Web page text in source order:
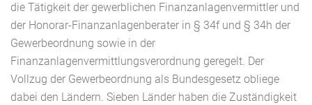
die Tätigkeit der gewerblichen Finanzanlagenvermittler und
der Honorar-Finanzanlagenberater in § 34f und § 34h der
Gewerbeordnung sowie in der
Finanzanlagenvermittlungsverordnung geregelt. Der
Vollzug der Gewerbeordnung als Bundesgesetz obliege
dabei den Ländern. Sieben Länder haben die Zuständigkeit